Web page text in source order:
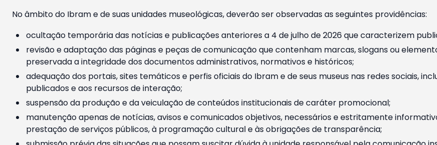
No âmbito do Ibram e de suas unidades museológicas, deverão ser observadas as seguintes providências:
ocultação temporária das notícias e publicações anteriores a 4 de julho de 2026 que caracterizem
revisão e adaptação das páginas e peças de comunicação que contenham marcas, slogans ou
preservada a integridade dos documentos administrativos, normativos e históricos;
adequação dos portais, sites temáticos e perfis oficiais do Ibram e de seus museus nas redes sociais,
publicados e aos recursos de interação;
suspensão da produção e da veiculação de conteúdos institucionais de caráter promocional;
manutenção apenas de notícias, avisos e comunicados objetivos, necessários e estritamente
prestação de serviços públicos, à programação cultural e às obrigações de transparência;